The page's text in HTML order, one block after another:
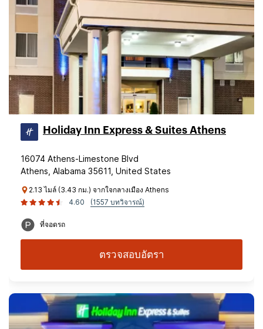
Holiday Inn Express & Suites Athens
16074 Athens-Limestone Blvd
Athens, Alabama 35611, United States
2.13 ไมล์ (3.43 กม.) จากใจกลางเมือง Athens
4.60
(1557 บทวิจารณ์)
ที่จอดรถ
ตรวจสอบอัตรา